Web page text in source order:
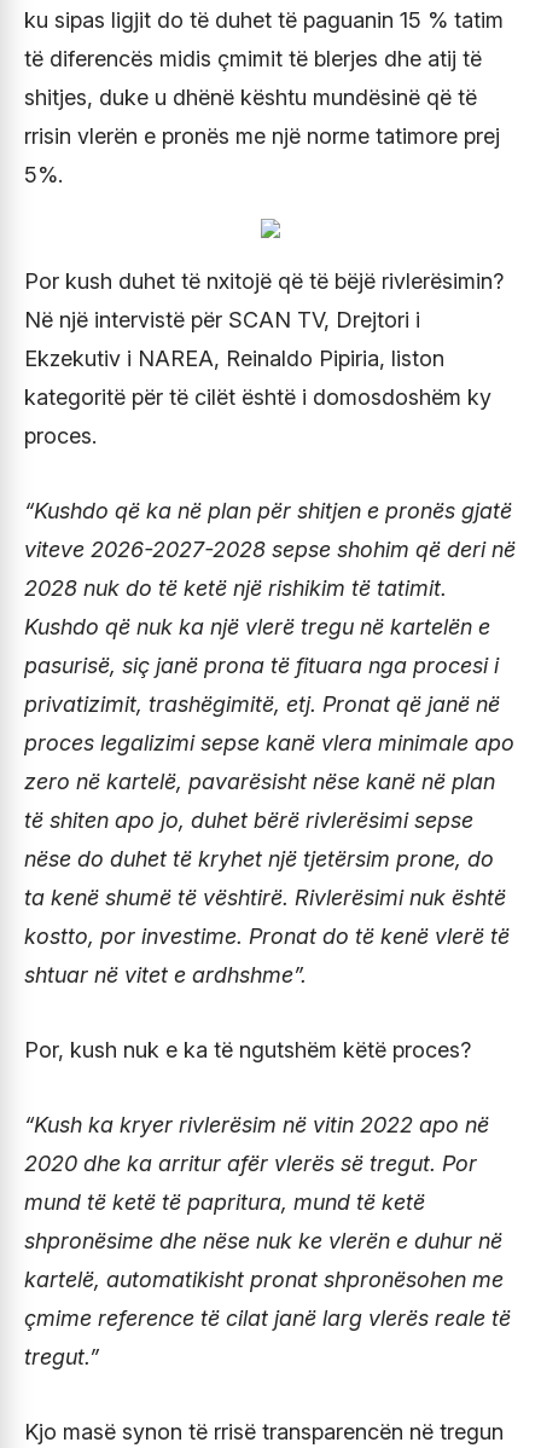
ku sipas ligjit do të duhet të paguanin 15 % tatim
të diferencës midis çmimit të blerjes dhe atij të
shitjes, duke u dhënë kështu mundësinë që të
rrisin vlerën e pronës me një norme tatimore prej
5%.
Por kush duhet të nxitojë që të bëjë rivlerësimin?
Në një intervistë për SCAN TV, Drejtori i
Ekzekutiv i NAREA, Reinaldo Pipiria, liston
kategoritë për të cilët është i domosdoshëm ky
proces.
“Kushdo që ka në plan për shitjen e pronës gjatë
viteve 2026-2027-2028 sepse shohim që deri në
2028 nuk do të ketë një rishikim të tatimit.
Kushdo që nuk ka një vlerë tregu në kartelën e
pasurisë, siç janë prona të fituara nga procesi i
privatizimit, trashëgimitë, etj. Pronat që janë në
proces legalizimi sepse kanë vlera minimale apo
zero në kartelë, pavarësisht nëse kanë në plan
të shiten apo jo, duhet bërë rivlerësimi sepse
nëse do duhet të kryhet një tjetërsim prone, do
ta kenë shumë të vështirë. Rivlerësimi nuk është
kostto, por investime. Pronat do të kenë vlerë të
shtuar në vitet e ardhshme”.
Por, kush nuk e ka të ngutshëm këtë proces?
“Kush ka kryer rivlerësim në vitin 2022 apo në
2020 dhe ka arritur afër vlerës së tregut. Por
mund të ketë të papritura, mund të ketë
shpronësime dhe nëse nuk ke vlerën e duhur në
kartelë, automatikisht pronat shpronësohen me
çmime reference të cilat janë larg vlerës reale të
tregut.”
Kjo masë synon të rrisë transparencën në tregun